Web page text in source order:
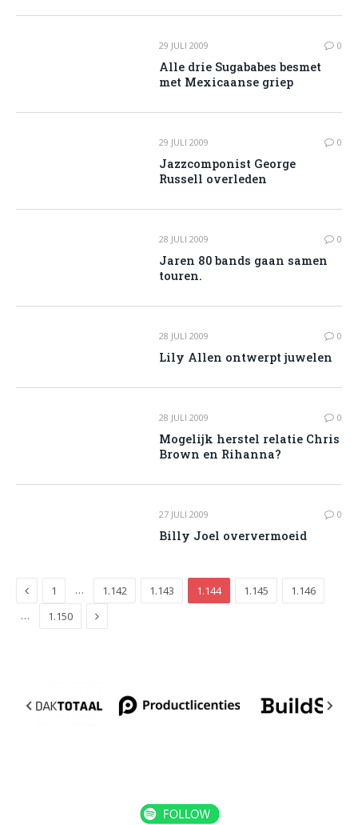
29 JULI 2009 0
Alle drie Sugababes besmet
met Mexicaanse griep
29 JULI 2009 0
Jazzcomponist George
Russell overleden
28 JULI 2009 0
Jaren 80 bands gaan samen
touren.
28 JULI 2009 0
Lily Allen ontwerpt juwelen
28 JULI 2009 0
Mogelijk herstel relatie Chris
Brown en Rihanna?
27 JULI 2009 0
Billy Joel oververmoeid
Previous
1 … 1.142 1.143 1.144 1.145
1.146
…
1.150 Next